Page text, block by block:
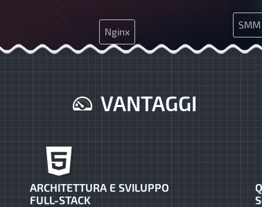
Nginx
SMM
VANTAGGI
ARCHITETTURA E SVILUPPO
FULL-STACK